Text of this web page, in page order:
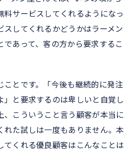
料サービスしてくれるようになっ
スしてくれるかどうかはラーメン
であって、客の方から要求するこ
ことです。「今後も継続的に発注
」と要求するのは卑しいと自覚し
、こういうこと言う顧客が本当に
れた試しは一度もありません。本
てくれる優良顧客はこんなことは